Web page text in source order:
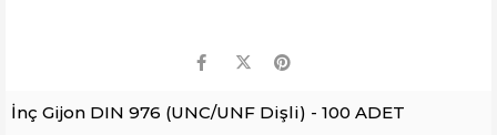
İnç Gijon DIN 976 (UNC/UNF Dişli) - 100 ADET